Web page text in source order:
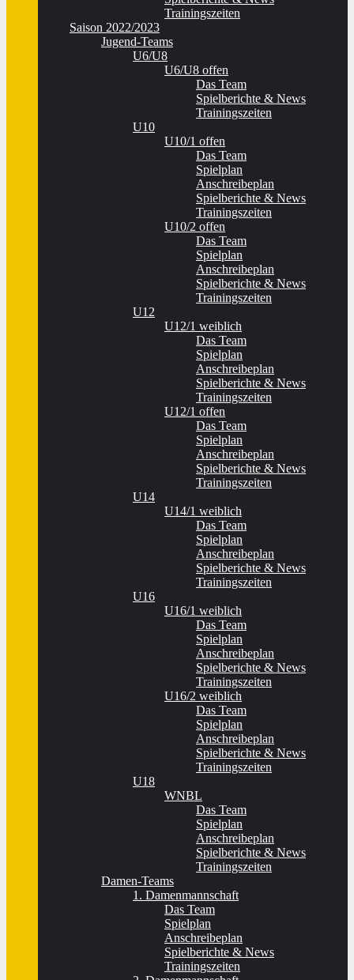
Trainingszeiten
Saison 2022/2023
Jugend-Teams
U6/U8
U6/U8 offen
Das Team
Spielberichte & News
Trainingszeiten
U10
U10/1 offen
Das Team
Spielplan
Anschreibeplan
Spielberichte & News
Trainingszeiten
U10/2 offen
Das Team
Spielplan
Anschreibeplan
Spielberichte & News
Trainingszeiten
U12
U12/1 weiblich
Das Team
Spielplan
Anschreibeplan
Spielberichte & News
Trainingszeiten
U12/1 offen
Das Team
Spielplan
Anschreibeplan
Spielberichte & News
Trainingszeiten
U14
U14/1 weiblich
Das Team
Spielplan
Anschreibeplan
Spielberichte & News
Trainingszeiten
U16
U16/1 weiblich
Das Team
Spielplan
Anschreibeplan
Spielberichte & News
Trainingszeiten
U16/2 weiblich
Das Team
Spielplan
Anschreibeplan
Spielberichte & News
Trainingszeiten
U18
WNBL
Das Team
Spielplan
Anschreibeplan
Spielberichte & News
Trainingszeiten
Damen-Teams
1. Damenmannschaft
Das Team
Spielplan
Anschreibeplan
Spielberichte & News
Trainingszeiten